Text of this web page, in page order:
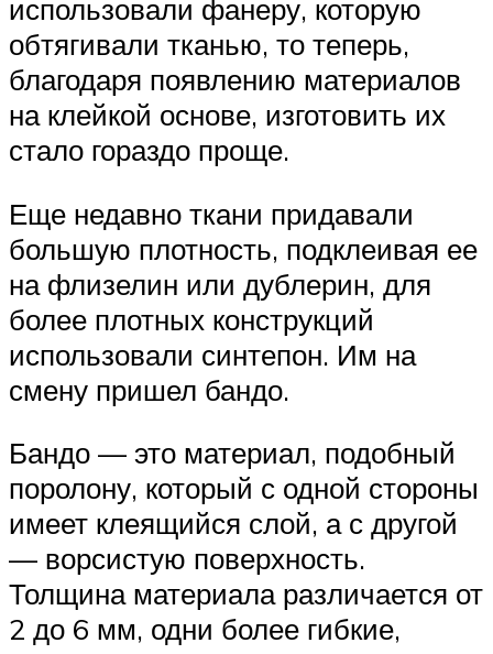
использовали фанеру, которую
обтягивали тканью, то теперь,
благодаря появлению материалов
на клейкой основе, изготовить их
стало гораздо проще.
Еще недавно ткани придавали
большую плотность, подклеивая ее
на флизелин или дублерин, для
более плотных конструкций
использовали синтепон. Им на
смену пришел бандо.
Бандо — это материал, подобный
поролону, который с одной стороны
имеет клеящийся слой, а с другой
— ворсистую поверхность.
Толщина материала различается от
2 до 6 мм, одни более гибкие,